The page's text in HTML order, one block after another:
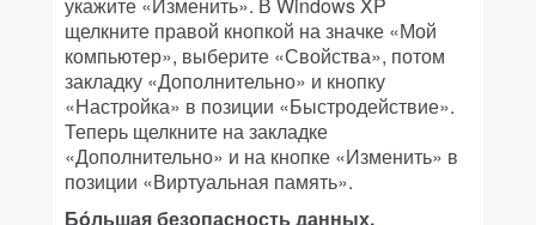
щелкните правой кнопкой на значке «Мой
компьютер», выберите «Свойства», потом
закладку «Дополнительно» и кнопку
«Настройка» в позиции «Быстродействие».
Теперь щелкните на закладке
«Дополнительно» и на кнопке «Изменить» в
позиции «Виртуальная память».
Бóльшая безопасность данных.